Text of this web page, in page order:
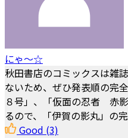
にゃ～☆
秋田書店のコミックスは雑
ないため、ぜひ発表順の完
８号」、「仮面の忍者 赤
るので、「伊賀の影丸」の
Good (3)